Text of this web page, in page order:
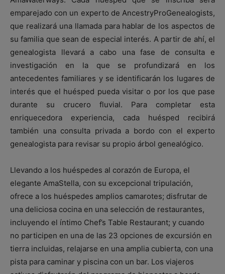
emparejado con un experto de AncestryProGenealogists,
que realizará una llamada para hablar de los aspectos de
su familia que sean de especial interés. A partir de ahí, el
genealogista llevará a cabo una fase de consulta e
investigación en la que se profundizará en los
antecedentes familiares y se identificarán los lugares de
interés que el huésped pueda visitar o por los que pase
durante su crucero fluvial. Para completar esta
enriquecedora experiencia, cada huésped recibirá
también una consulta privada a bordo con el experto
genealogista para revisar su propio árbol genealógico.
Llevando a los huéspedes al corazón de Europa, el
elegante AmaStella, con su excepcional tripulación,
ofrece a los huéspedes amplios camarotes; disfrutar de
una deliciosa cocina en una selección de restaurantes,
incluyendo el íntimo Chef’s Table Restaurant; y cuando
no participen en una de las 23 opciones de excursión en
tierra incluidas, relajarse en una amplia cubierta, con una
pista para caminar y piscina con un bar. Los viajeros